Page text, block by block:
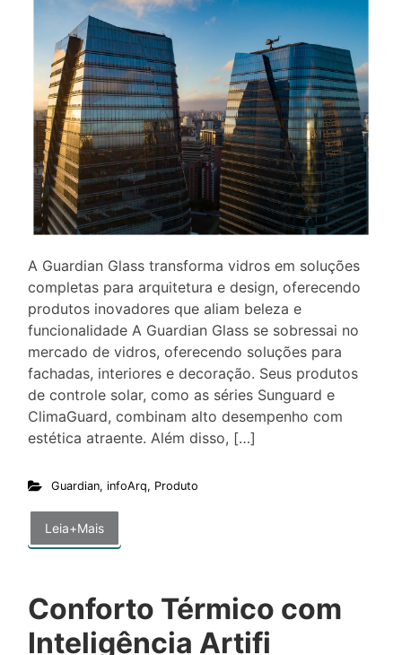
A Guardian Glass transforma vidros em soluções
completas para arquitetura e design, oferecendo
produtos inovadores que aliam beleza e
funcionalidade A Guardian Glass se sobressai no
mercado de vidros, oferecendo soluções para
fachadas, interiores e decoração. Seus produtos
de controle solar, como as séries Sunguard e
ClimaGuard, combinam alto desempenho com
estética atraente. Além disso, […]
Guardian, infoArq, Produto
Leia+Mais
Conforto Térmico com
Inteligência Artifi